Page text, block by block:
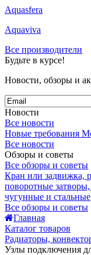
Aquasfera
Aquaviva
Все производители
Будьте в курсе!
Новости, обзоры и
Новости
Все новости
Новые требования
Все новости
Обзоры и советы
Все обзоры и советы
Кран или задвижка,
поворотные
чугунные и стальные
Все обзоры и советы
Главная
Каталог товаров
Радиаторы,
Узлы подключения